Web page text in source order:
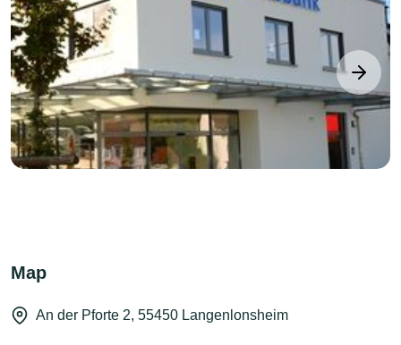
next
Map
An der Pforte 2, 55450 Langenlonsheim